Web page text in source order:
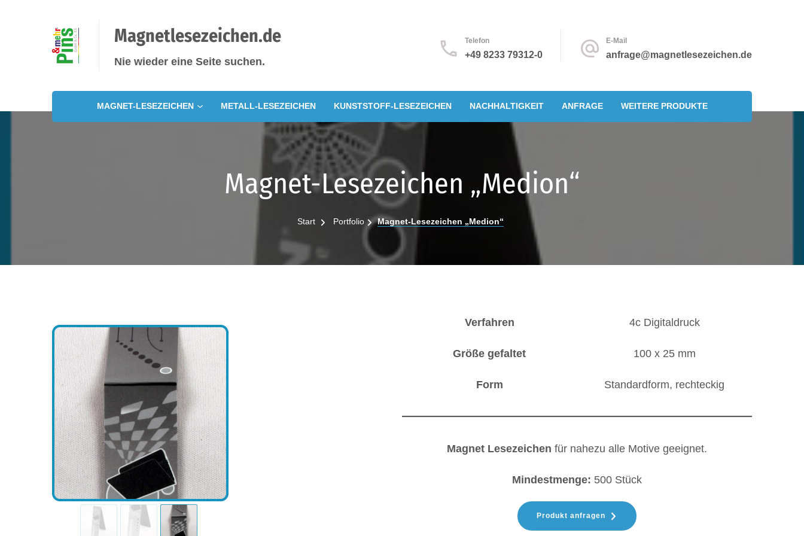
Magnetlesezeichen.de
Nie wieder eine Seite suchen.
Telefon
+49 8233 79312-0
E-Mail
anfrage@magnetlesezeichen.de
MAGNET-LESEZEICHEN METALL-LESEZEICHEN KUNSTSTOFF-LESEZEICHEN NACHHALTIGKEIT ANFRAGE WEITERE PRODUKTE
Magnet-Lesezeichen „Medion“
Start Portfolio Magnet-Lesezeichen „Medion“
Verfahren
Größe gefaltet
Form
4c Digitaldruck
100 x 25 mm
Standardform, rechteckig
Magnet Lesezeichen für nahezu alle Motive geeignet.
Mindestmenge: 500 Stück
Produkt anfragen